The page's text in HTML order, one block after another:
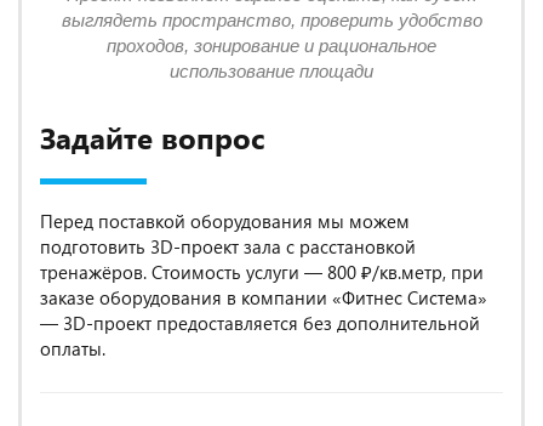
Задайте вопрос
Перед поставкой оборудования мы можем
подготовить 3D-проект зала с расстановкой
тренажёров. Стоимость услуги — 800 ₽/кв.метр, при
заказе оборудования в компании «Фитнес Система»
— 3D-проект предоставляется без дополнительной
оплаты.
выглядеть пространство, проверить удобство
проходов, зонирование и рациональное
использование площади